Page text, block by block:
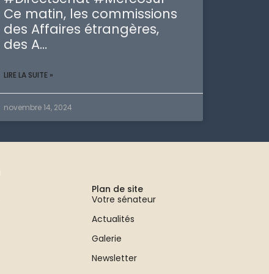
Ce matin, les commissions
des Affaires étrangères,
des A…
LIRE LA SUITE »
novembre 14, 2024
Plan de site
Votre sénateur
Actualités
Galerie
Newsletter